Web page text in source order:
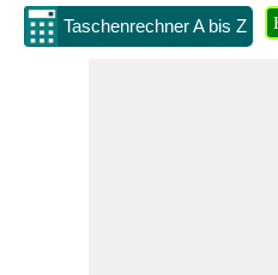
Taschenrechner A bis Z